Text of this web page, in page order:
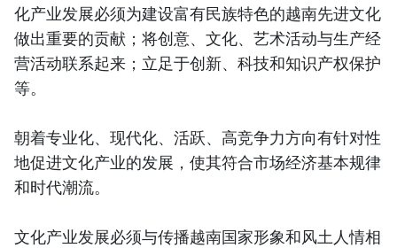
化产业发展必须为建设富有民族特色的越南先进文化
做出重要的贡献；将创意、文化、艺术活动与生产经
营活动联系起来；立足于创新、科技和知识产权保护
等。
朝着专业化、现代化、活跃、高竞争力方向有针对性
地促进文化产业的发展，使其符合市场经济基本规律
和时代潮流。
文化产业发展必须与传播越南国家形象和风土人情相